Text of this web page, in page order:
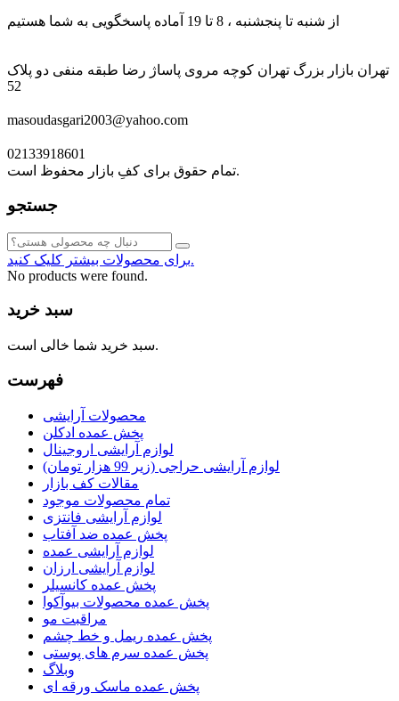
از شنبه تا پنجشنبه ، 8 تا 19 آماده پاسخگویی به شما هستیم
تهران بازار بزرگ تهران کوچه مروی پاساژ رضا طبقه منفی دو پلاک
52
masoudasgari2003@yahoo.com
02133918601
تمام حقوق برای کفِ بازار محفوظ است.
جستجو
برای محصولات بیشتر کلیک کنید.
No products were found.
سبد خرید
سبد خرید شما خالی است.
فهرست
محصولات آرایشی
پخش عمده ادکلن
لوازم آرایشی اروجینال
لوازم آرایشی حراجی (زیر 99 هزار تومان)
مقالات کف بازار
تمام محصولات موجود
لوازم آرایشی فانتزی
پخش عمده ضد آفتاب
لوازم آرایشی عمده
لوازم آرایشی ارزان
پخش عمده کانسیلر
پخش عمده محصولات بیوآکوا
مراقبت مو
پخش عمده ریمل و خط چشم
پخش عمده سرم های پوستی
وبلاگ
پخش عمده ماسک ورقه ای